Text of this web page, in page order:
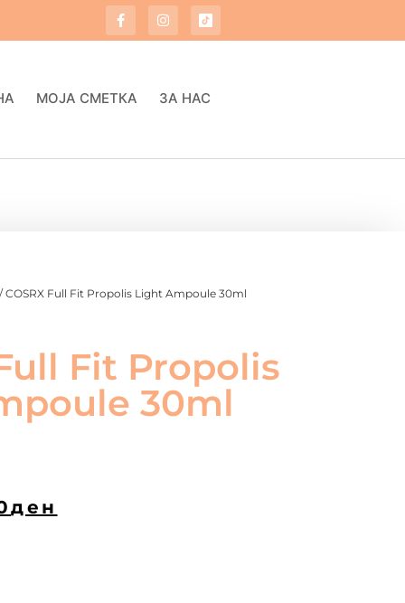
МОЈА СМЕТКА ЗА НАС
COSRX Full Fit Propolis Light Ampoule 30ml
Fit Propolis
30ml
ден